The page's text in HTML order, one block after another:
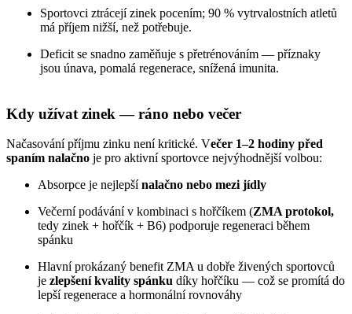
Sportovci ztrácejí zinek pocením; 90 % vytrvalostních atletů
má příjem nižší, než potřebuje.
Deficit se snadno zaměňuje s přetrénováním — příznaky
jsou únava, pomalá regenerace, snížená imunita.
Kdy užívat zinek — ráno nebo večer
Načasování příjmu zinku není kritické. Večer 1–2 hodiny před
spaním nalačno je pro aktivní sportovce nejvýhodnější volbou:
Absorpce je nejlepšínalačno nebo mezi jídly
Večerní podávání v kombinaci s hořčíkem (ZMA protokol,
tedy zinek + hořčík + B6) podporuje regeneraci během
spánku
Hlavní prokázaný benefit ZMA u dobře živených sportovců
je zlepšení kvality spánku díky hořčíku — což se promítá do
lepší regenerace a hormonální rovnováhy